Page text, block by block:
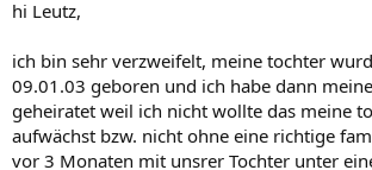
r
hi Leutz,
ich bin sehr verzweifelt, meine tochter
09.01.03 geboren und ich habe dann
geheiratet weil ich nicht wollte das meine
aufwächst bzw. nicht ohne eine richtige
vor 3 Monaten mit unsrer Tochter unter